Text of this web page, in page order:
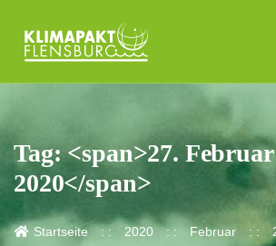
Tag: <span>27. Februar
2020</span>
Startseite 2020 Februar